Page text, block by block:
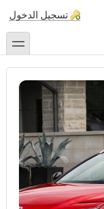
تسجيل الدخول
toggle